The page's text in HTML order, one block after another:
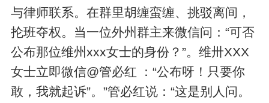
与律师联系。在群里胡缠蛮缠、挑驳离间，
抡班夺权。当一位外州群主来微信问：“可否
公布那位维州xxx女士的身份？”。维卅XXX
女士立即微信@管必红 ：“公布呀！只要你
敢，我就起诉”。”管必红说：“这是别人问。